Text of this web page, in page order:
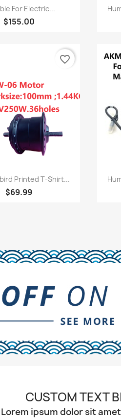
快速查看
For Electric...
$155.00
快速查看
Printed T-Shirt...
$69.99
favorite_border
CUSTOM TEXT
Lorem ipsum dolor sit